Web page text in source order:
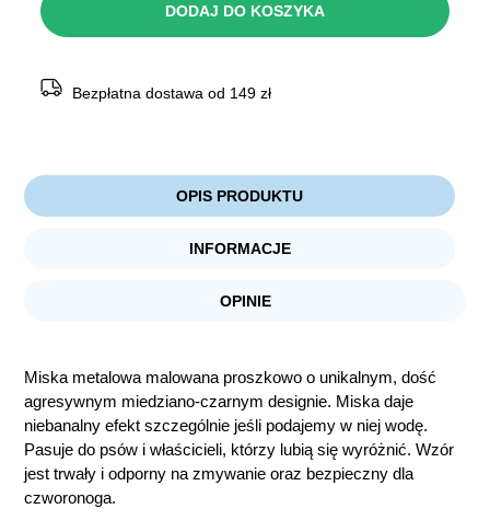
MIEDZIANA
DODAJ DO KOSZYKA
Bezpłatna dostawa od 149 zł
OPIS PRODUKTU
INFORMACJE
OPINIE
Miska metalowa malowana proszkowo o unikalnym, dość
agresywnym miedziano-czarnym designie. Miska daje
niebanalny efekt szczególnie jeśli podajemy w niej wodę.
Pasuje do psów i właścicieli, którzy lubią się wyróżnić. Wzór
jest trwały i odporny na zmywanie oraz bezpieczny dla
czworonoga.